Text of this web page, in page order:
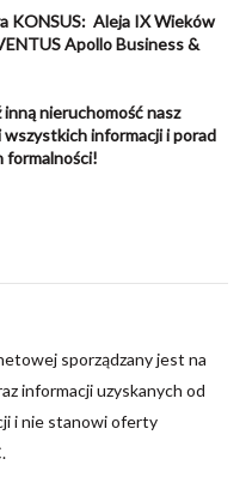
KONSUS: Aleja IX Wieków
Apollo Business &
nieruchomość nasz
informacji i porad
formalności!
sporządzany jest na
informacji uzyskanych od
i nie stanowi oferty